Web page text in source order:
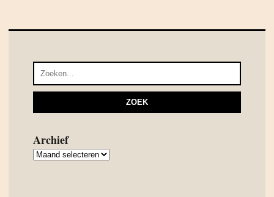
Archief
Archief